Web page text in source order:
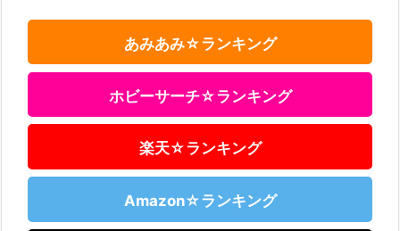
あみあみ☆ランキング
ホビーサーチ☆ランキング
楽天☆ランキング
Amazon☆ランキング